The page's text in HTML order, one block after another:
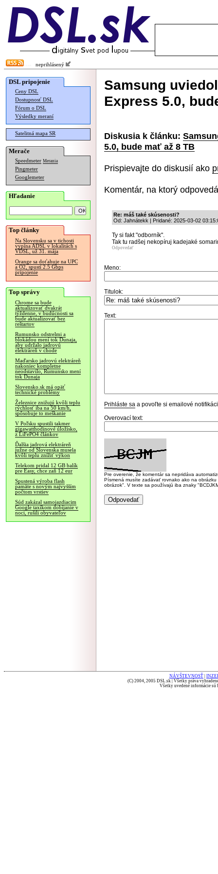
neprihlásený
DSL pripojenie
Ceny DSL
Dostupnosť DSL
Fórum o DSL
Výsledky meraní
Satelitná mapa SR
Merače
Speedmeter Merania
Pingmeter
Googlemeter
Hľadanie
Top články
Na Slovensku sa v tichosti
vypína ADSL v lokalitách s
VDSL, už 31. mája
Orange sa doťahuje na UPC
a O2, spustí 2.5 Gbps
pripojenie
Top správy
Chrome sa bude
aktualizovať dvakrát
týždenne, v budúcnosti sa
bude aktualizovať bez
reštartov
Rumunsko odstrelmi a
blokádou mení tok Dunaja,
aby udržalo jadrovú
elektráreň v chode
Maďarsko jadrovú elektráreň
nakoniec kompletne
neodstavilo, Rumunsko mení
tok Dunaja
Slovensko.sk má opäť
technické problémy
Železnice znižujú kvôli teplu
rýchlosť iba na 50 km/h,
spôsobuje to meškanie
V Poľsku spustili takmer
gigawatthodinové úložisko,
z LiFePO4 článkov
Ďalšia jadrová elektráreň
južne od Slovenska musela
kvôli teplu znížiť výkon
Telekom pridal 12 GB balík
pre Easy, chce zaň 12 eur
Spustená výroba flash
pamäte s novým najvyšším
počtom vrstiev
Súd zakázal samojazdiacim
Google taxíkom dobíjanie v
noci, rušili obyvateľov
Samsung
Express 5.0,
Diskusia k článku:
5.0, bude mať až 8 TB
Prispievajte do diskusií ako
Komentár, na ktorý
Re: máš také skúsenosti?
Od: Jahnátekk | Pridané: 2025-03-02
Ty si fakt "odborník".
Tak tu radšej nekopíruj kadejaké
Odpovedať
Meno:
Titulok:
Text:
Prihláste sa a povoľte si emailové
Overovací text:
Pre overenie, že komentár sa nepridáva
Písmená musíte zadávať rovnako ako na
obrázok". V texte sa používajú iba znaky
NÁVŠTEVNOSŤ
(C) 2004, 2005 DSL.sk | Všetky práva
Všetky uvedené informácie sú